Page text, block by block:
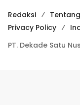
Redaksi
Privacy Policy
PT. Dekade Satu